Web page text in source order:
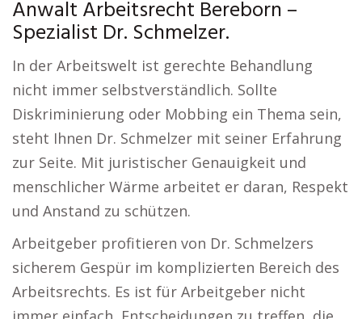
Anwalt Arbeitsrecht Bereborn –
Spezialist Dr. Schmelzer.
In der Arbeitswelt ist gerechte Behandlung
nicht immer selbstverständlich. Sollte
Diskriminierung oder Mobbing ein Thema sein,
steht Ihnen Dr. Schmelzer mit seiner Erfahrung
zur Seite. Mit juristischer Genauigkeit und
menschlicher Wärme arbeitet er daran, Respekt
und Anstand zu schützen.
Arbeitgeber profitieren von Dr. Schmelzers
sicherem Gespür im komplizierten Bereich des
Arbeitsrechts. Es ist für Arbeitgeber nicht